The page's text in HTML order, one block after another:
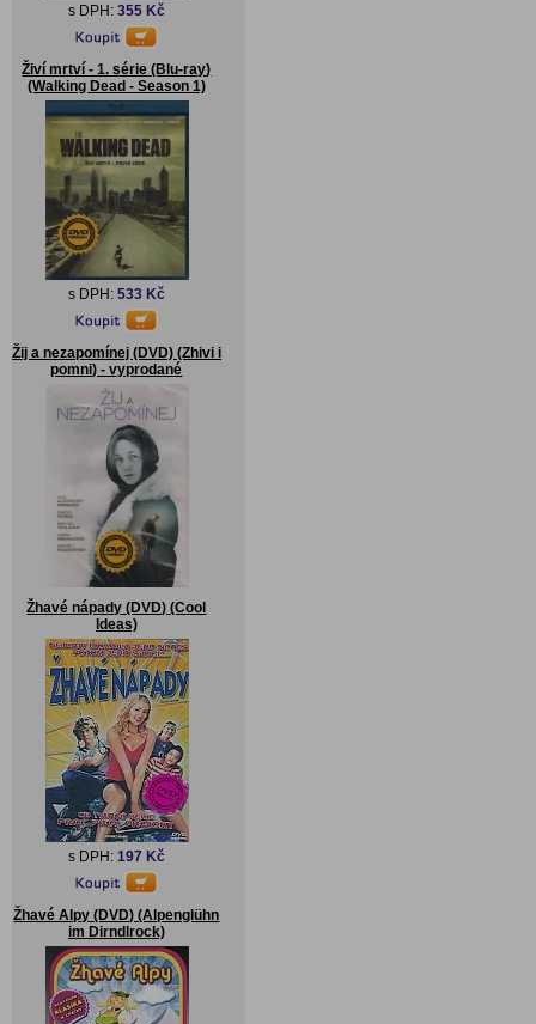
s DPH: 355 Kč
Živí mrtví - 1. série (Blu-ray)
(Walking Dead - Season 1)
s DPH: 533 Kč
Žij a nezapomínej (DVD) (Zhivi i
pomni) - vyprodané
Žhavé nápady (DVD) (Cool
Ideas)
s DPH: 197 Kč
Žhavé Alpy (DVD) (Alpenglühn
im Dirndlrock)